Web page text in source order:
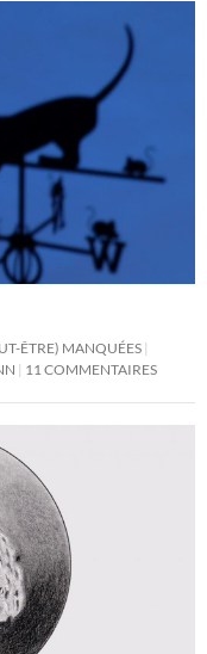
ÊTRE) MANQUÉES
11 COMMENTAIRES